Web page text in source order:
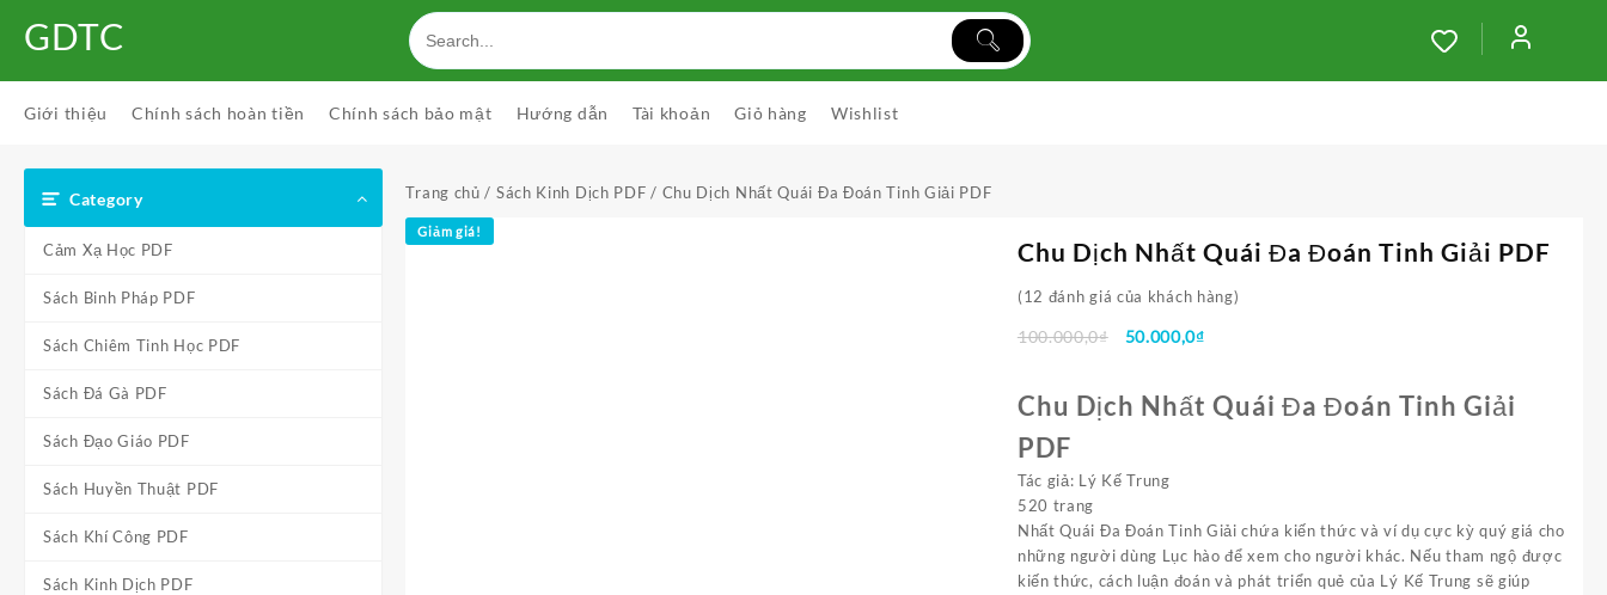
GDTC
Giới thiệu Chính sách hoàn tiền Chính sách bảo mật Hướng dẫn Tài khoản Giỏ hàng Wishlist
Category
Cảm Xạ Học PDF
Sách Binh Pháp PDF
Sách Chiêm Tinh Học PDF
Sách Đá Gà PDF
Sách Đạo Giáo PDF
Sách Huyền Thuật PDF
Sách Khí Công PDF
Sách Kinh Dịch PDF
Trang chủ / Sách Kinh Dịch PDF / Chu Dịch Nhất Quái Đa Đoán Tinh Giải PDF
Giảm giá!
Chu Dịch Nhất Quái Đa Đoán Tinh Giải PDF
(12 đánh giá của khách hàng)
100.000,0₫
Giá
100.000,0₫.
50.000,0₫Giá
là:
Chu Dịch Nhất Quái Đa Đoán Tinh Giải
PDF
Tác giả: Lý Kế Trung
520 trang
Nhất Quái Đa Đoán Tinh Giải chứa kiến thức và ví dụ cực kỳ quý giá cho
những người dùng Lục hào để xem cho người khác. Nếu tham ngộ được
kiến thức, cách luận đoán và phát triển quẻ của Lý Kế Trung sẽ giúp